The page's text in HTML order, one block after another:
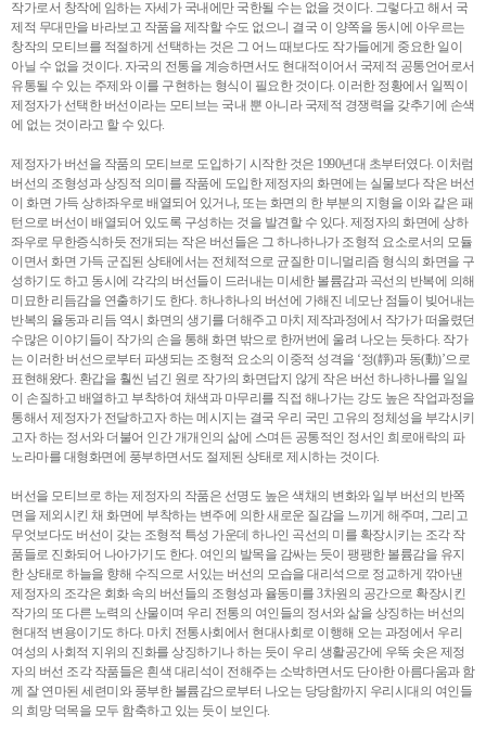
작가로서 창작에 임하는 자세가 국내에만 국한될 수는 없을 것이다. 그렇다고 해서 국
제적 무대만을 바라보고 작품을 제작할 수도 없으니 결국 이 양쪽을 동시에 아우르는
창작의 모티브를 적절하게 선택하는 것은 그 어느 때보다도 작가들에게 중요한 일이
아닐 수 없을 것이다. 자국의 전통을 계승하면서도 현대적이어서 국제적 공통언어로서
유통될 수 있는 주제와 이를 구현하는 형식이 필요한 것이다. 이러한 정황에서 일찍이
제정자가 선택한 버선이라는 모티브는 국내 뿐 아니라 국제적 경쟁력을 갖추기에 손색
에 없는 것이라고 할 수 있다.
제정자가 버선을 작품의 모티브로 도입하기 시작한 것은 1990년대 초부터였다. 이처럼
버선의 조형성과 상징적 의미를 작품에 도입한 제정자의 화면에는 실물보다 작은 버선
이 화면 가득 상하좌우로 배열되어 있거나, 또는 화면의 한 부분의 지형을 이와 같은 패
턴으로 버선이 배열되어 있도록 구성하는 것을 발견할 수 있다. 제정자의 화면에 상하
좌우로 무한증식하듯 전개되는 작은 버선들은 그 하나하나가 조형적 요소로서의 모듈
이면서 화면 가득 군집된 상태에서는 전체적으로 균질한 미니멀리즘 형식의 화면을 구
성하기도 하고 동시에 각각의 버선들이 드러내는 미세한 볼륨감과 곡선의 반복에 의해
미묘한 리듬감을 연출하기도 한다. 하나하나의 버선에 가해진 네모난 점들이 빚어내는
반복의 율동과 리듬 역시 화면의 생기를 더해주고 마치 제작과정에서 작가가 떠올렸던
수많은 이야기들이 작가의 손을 통해 화면 밖으로 한꺼번에 울려 나오는 듯하다. 작가
는 이러한 버선으로부터 파생되는 조형적 요소의 이중적 성격을 ‘정(靜)과 동(動)’으로
표현해왔다. 환갑을 훨씬 넘긴 원로 작가의 화면답지 않게 작은 버선 하나하나를 일일
이 손질하고 배열하고 부착하여 채색과 마무리를 직접 해나가는 강도 높은 작업과정을
통해서 제정자가 전달하고자 하는 메시지는 결국 우리 국민 고유의 정체성을 부각시키
고자 하는 정서와 더불어 인간 개개인의 삶에 스며든 공통적인 정서인 희로애락의 파
노라마를 대형화면에 풍부하면서도 절제된 상태로 제시하는 것이다.
버선을 모티브로 하는 제정자의 작품은 선명도 높은 색채의 변화와 일부 버선의 반쪽
면을 제외시킨 채 화면에 부착하는 변주에 의한 새로운 질감을 느끼게 해주며, 그리고
무엇보다도 버선이 갖는 조형적 특성 가운데 하나인 곡선의 미를 확장시키는 조각 작
품들로 진화되어 나아가기도 한다. 여인의 발목을 감싸는 듯이 팽팽한 볼륨감을 유지
한 상태로 하늘을 향해 수직으로 서있는 버선의 모습을 대리석으로 정교하게 깎아낸
제정자의 조각은 회화 속의 버선들의 조형성과 율동미를 3차원의 공간으로 확장시킨
작가의 또 다른 노력의 산물이며 우리 전통의 여인들의 정서와 삶을 상징하는 버선의
현대적 변용이기도 하다. 마치 전통사회에서 현대사회로 이행해 오는 과정에서 우리
여성의 사회적 지위의 진화를 상징하기나 하는 듯이 우리 생활공간에 우뚝 솟은 제정
자의 버선 조각 작품들은 흰색 대리석이 전해주는 소박하면서도 단아한 아름다움과 함
께 잘 연마된 세련미와 풍부한 볼륨감으로부터 나오는 당당함까지 우리시대의 여인들
의 희망 덕목을 모두 함축하고 있는 듯이 보인다.